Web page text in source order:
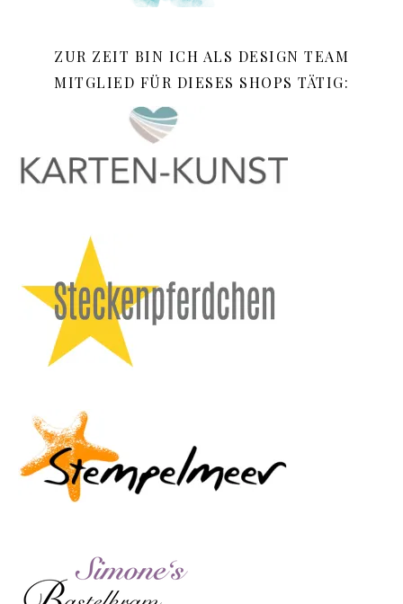
ZUR ZEIT BIN ICH ALS DESIGN TEAM
MITGLIED FÜR DIESES SHOPS TÄTIG: